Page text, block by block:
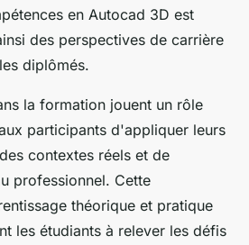
en Autocad 3D est
des perspectives de carrière
diplômés.
la formation jouent un rôle
participants d'appliquer leurs
contextes réels et de
professionnel. Cette
théorique et pratique
les étudiants à relever les défis